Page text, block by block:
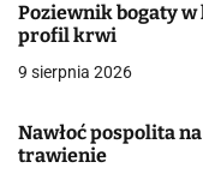
c
j
w
Poziewnik bogaty
profil krwi
9 sierpnia 2026
Nawłoć pospolita
trawienie